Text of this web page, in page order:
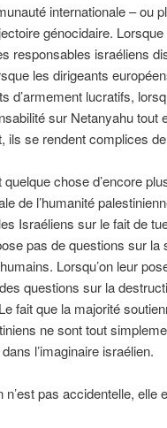
internationale – ou
génocidaire.
responsables israéliens
les dirigeants
d’armement lucratifs,
sur Netanyahu tout
ils se rendent complices
chose d’encore
de l’humanité
Israéliens sur le fait de
pas de questions sur
Lorsqu’on leur
questions sur la
fait que la majorité
ne sont tout
l’imaginaire israélien.
pas accidentelle, elle